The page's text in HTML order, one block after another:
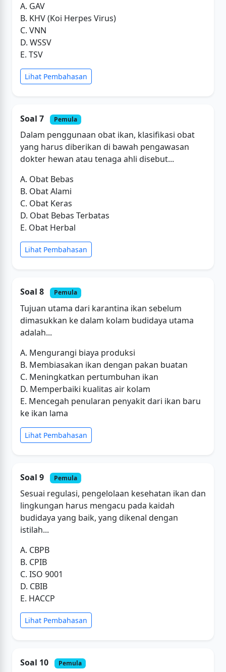
A. GAV
B. KHV (Koi Herpes Virus)
C. VNN
D. WSSV
E. TSV
Lihat Pembahasan
Soal 7 Pemula
Dalam penggunaan obat ikan, klasifikasi obat
yang harus diberikan di bawah pengawasan
dokter hewan atau tenaga ahli disebut...
A. Obat Bebas
B. Obat Alami
C. Obat Keras
D. Obat Bebas Terbatas
E. Obat Herbal
Lihat Pembahasan
Soal 8 Pemula
Tujuan utama dari karantina ikan sebelum
dimasukkan ke dalam kolam budidaya utama
adalah...
A. Mengurangi biaya produksi
B. Membiasakan ikan dengan pakan buatan
C. Meningkatkan pertumbuhan ikan
D. Memperbaiki kualitas air kolam
E. Mencegah penularan penyakit dari ikan baru
ke ikan lama
Lihat Pembahasan
Soal 9 Pemula
Sesuai regulasi, pengelolaan kesehatan ikan dan
lingkungan harus mengacu pada kaidah
budidaya yang baik, yang dikenal dengan
istilah...
A. CBPB
B. CPIB
C. ISO 9001
D. CBIB
E. HACCP
Lihat Pembahasan
Soal 10 Pemula